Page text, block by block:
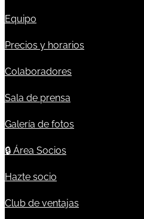
Equipo
Precios y horarios
Colaboradores
Sala de prensa
Galería de fotos
🔒 Área Socios
Hazte socio
Club de ventajas